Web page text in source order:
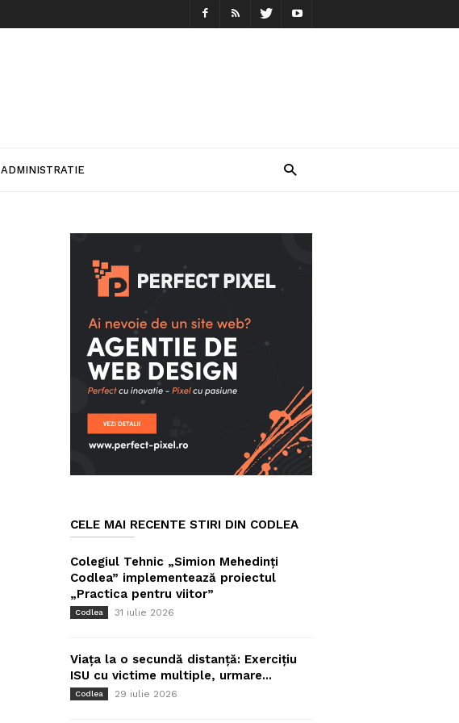
ADMINISTRATIE
CELE MAI RECENTE STIRI DIN CODLEA
Colegiul Tehnic „Simion Mehedinți
Codlea” implementează proiectul
„Practica pentru viitor”
Codlea 31 iulie 2026
Viața la o secundă distanță: Exercițiu
ISU cu victime multiple, urmare...
Codlea 29 iulie 2026